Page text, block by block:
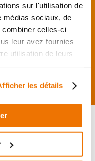
sur l'utilisation de
médias sociaux, de
combiner celles-ci
leur avez fournies
utilisation de leurs
les détails